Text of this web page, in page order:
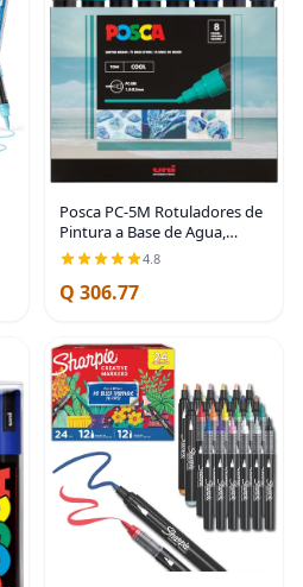
Posca PC-5M Rotuladores de
Pintura a Base de Agua,
Punta Media Reversible (1.8-
8 | Tip size 1.8–2.5 mm,
4.8
Q 306.77